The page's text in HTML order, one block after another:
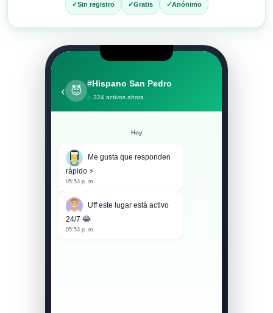
Sin registro Gratis Anónimo
‹ 😈
#Hispano San Pedro
324 activos ahora
Hoy
Me gusta que responden
rápido ⚡
05:53 p. m.
Uff este lugar está activo
24/7 😂
05:53 p. m.